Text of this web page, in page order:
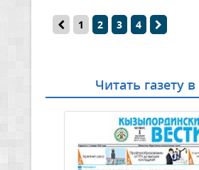
1 2 3 4
Читать газету в